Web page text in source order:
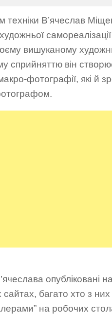
техніки В’ячеслав
вишуканому
сприйняттю він
фотографії, які й
опубліковані
багато хто з них
на робочих